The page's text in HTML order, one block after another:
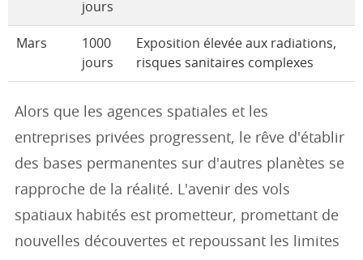
jours
Mars
1000
jours
Exposition élevée aux radiations,
risques sanitaires complexes
Alors que les agences spatiales et les
entreprises privées progressent, le rêve d'établir
des bases permanentes sur d'autres planètes se
rapproche de la réalité. L'avenir des vols
spatiaux habités est prometteur, promettant de
nouvelles découvertes et repoussant les limites